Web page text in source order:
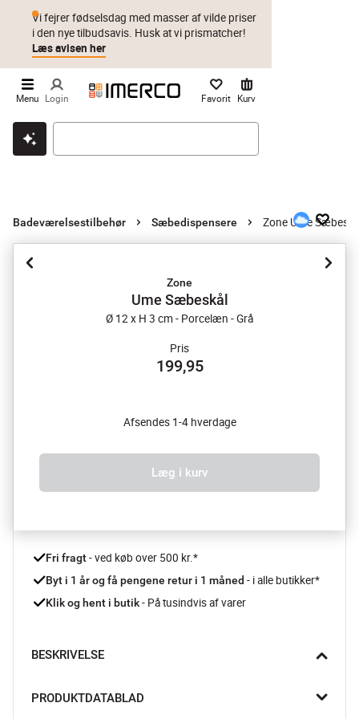
Klik & hent Byt i 1 år Prismatch
Vi fejrer fødselsdag med masser af vilde priser
i den nye tilbudsavis. Husk at vi prismatcher!
Læs avisen her
Menu Login Favorit Kurv
Badeværelsestilbehør Sæbedispensere Zone Ume
Zone
Ume Sæbeskål
Ø 12 x H 3 cm - Porcelæn - Grå
Pris
199,95
Afsendes 1-4 hverdage
Læg i kurv
Fri fragt - ved køb over 500 kr.*
Byt i 1 år og få pengene retur i 1 måned - i alle butikker*
Klik og hent i butik - På tusindvis af varer
BESKRIVELSE
har en lækker soft touch-overflade og smarte vandafledende
PRODUKTDATABLAD